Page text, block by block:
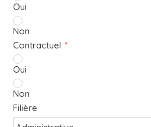
Oui
Non
Contractuel *
Oui
Non
Filière